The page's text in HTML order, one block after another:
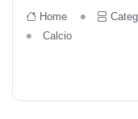
Home
Calcio